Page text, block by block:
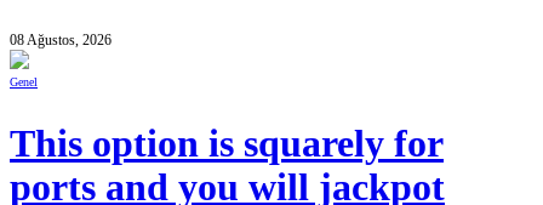
08 Ağustos, 2026
Genel
This option is squarely for
ports and you will jackpot